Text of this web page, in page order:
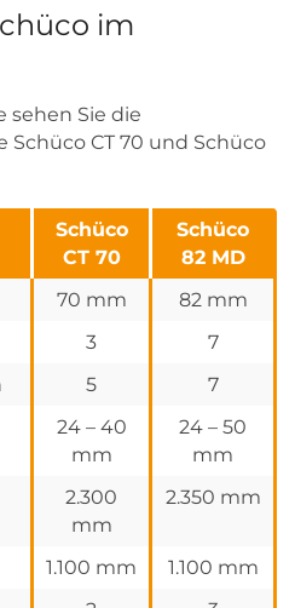
im
sehen Sie die
Schüco CT 70 und Schüco
Schüco
CT 70
Schüco
82 MD
70 mm
82 mm
3
7
5
7
24 – 40
mm
24 – 50
mm
2.300
mm
2.350 mm
1.100 mm
1.100 mm